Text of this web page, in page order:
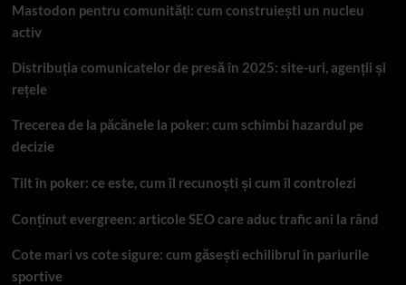
Mastodon pentru comunități: cum construiești un nucleu
activ
Distribuția comunicatelor de presă în 2025: site-uri, agenții și
rețele
Trecerea de la păcănele la poker: cum schimbi hazardul pe
decizie
Tilt în poker: ce este, cum îl recunoști și cum îl controlezi
Conținut evergreen: articole SEO care aduc trafic ani la rând
Cote mari vs cote sigure: cum găsești echilibrul în pariurile
sportive